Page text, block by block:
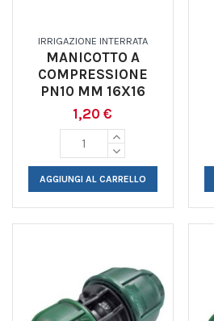
IRRIGAZIONE INTERRATA
MANICOTTO A
COMPRESSIONE
PN10 MM 16X16
1,20 €
AGGIUNGI AL CARRELLO